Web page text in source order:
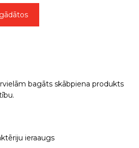
bagāts skābpiena produkts
ieraaugs